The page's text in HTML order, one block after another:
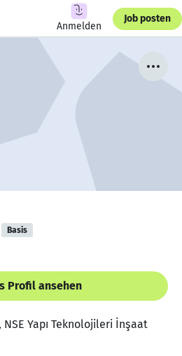
Anmelden
Job posten
Basis
Profil ansehen
Yapı Teknolojileri İnşaat